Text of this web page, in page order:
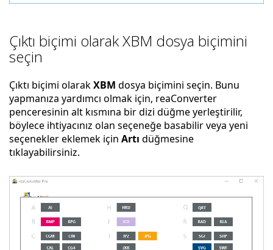
Çıktı biçimi olarak XBM dosya biçimini
seçin
Çıktı biçimi olarakXBM dosya biçimini seçin. Bunu
yapmanıza yardımcı olmak için, reaConverter
penceresinin alt kısmına bir dizi düğme yerleştirilir,
böylece ihtiyacınız olan seçeneğe basabilir veya yeni
seçenekler eklemek için Artı düğmesine
tıklayabilirsiniz.